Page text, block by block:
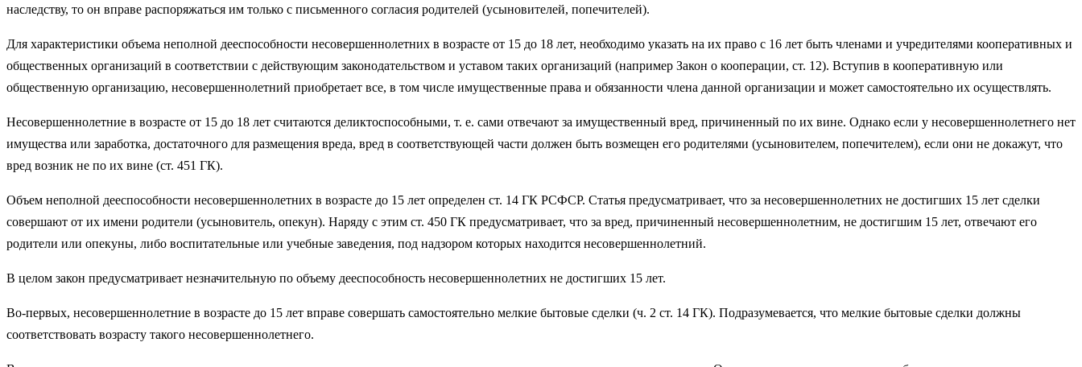
наследству, то он вправе распоряжаться им только с письменного согласия родителей (усыновителей, попечителей).
Для характеристики объема неполной дееспособности несовершеннолетних в возрасте от 15 до 18 лет, необходимо указать на их право с 16 лет быть членами и учредителями кооперативных и
общественных организаций в соответствии с действующим законодательством и уставом таких организаций (например Закон о кооперации, ст. 12). Вступив в кооперативную или
общественную организацию, несовершеннолетний приобретает все, в том числе имущественные права и обязанности члена данной организации и может самостоятельно их осуществлять.
Несовершеннолетние в возрасте от 15 до 18 лет считаются деликтоспособными, т. е. сами отвечают за имущественный вред, причиненный по их вине. Однако если у несовершеннолетнего нет
имущества или заработка, достаточного для размещения вреда, вред в соответствующей части должен быть возмещен его родителями (усыновителем, попечителем), если они не докажут, что
вред возник не по их вине (ст. 451 ГК).
Объем неполной дееспособности несовершеннолетних в возрасте до 15 лет определен ст. 14 ГК РСФСР. Статья предусматривает, что за несовершеннолетних не достигших 15 лет сделки
совершают от их имени родители (усыновитель, опекун). Наряду с этим ст. 450 ГК предусматривает, что за вред, причиненный несовершеннолетним, не достигшим 15 лет, отвечают его
родители или опекуны, либо воспитательные или учебные заведения, под надзором которых находится несовершеннолетний.
В целом закон предусматривает незначительную по объему дееспособность несовершеннолетних не достигших 15 лет.
Во-первых, несовершеннолетние в возрасте до 15 лет вправе совершать самостоятельно мелкие бытовые сделки (ч. 2 ст. 14 ГК). Подразумевается, что мелкие бытовые сделки должны
соответствовать возрасту такого несовершеннолетнего.